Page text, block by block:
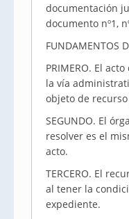
documentación
documento nº1,
FUNDAMENTOS
PRIMERO. El
la vía
objeto de
SEGUNDO. El
resolver es el
acto.
TERCERO. El
al tener la
expediente.